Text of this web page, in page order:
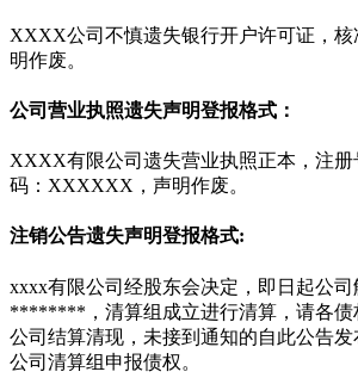
XXXX公司不慎遗失银行开户许可证，
明作废。
公司营业执照遗失声明登报格式：
XXXX有限公司遗失营业执照正本，注
码：XXXXXX，声明作废。
注销公告遗失声明登报格式:
xxxx有限公司经股东会决定，即日起公司
********，清算组成立进行清算，请各债
公司结算清现，未接到通知的自此公告
公司清算组申报债权。